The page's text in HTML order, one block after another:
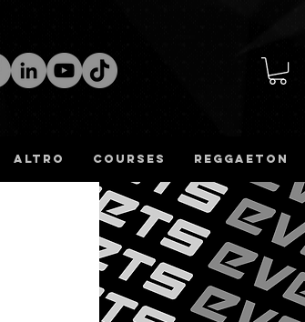
REGGAETON
COURSES
altro